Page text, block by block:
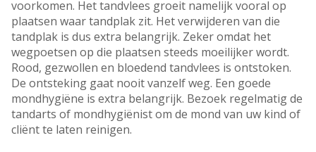
voorkomen. Het tandvlees groeit namelijk vooral op
plaatsen waar tandplak zit. Het verwijderen van die
tandplak is dus extra belangrijk. Zeker omdat het
wegpoetsen op die plaatsen steeds moeilijker wordt.
Rood, gezwollen en bloedend tandvlees is ontstoken.
De ontsteking gaat nooit vanzelf weg. Een goede
mondhygiëne is extra belangrijk. Bezoek regelmatig de
tandarts of mondhygiënist om de mond van uw kind of
cliënt te laten reinigen.